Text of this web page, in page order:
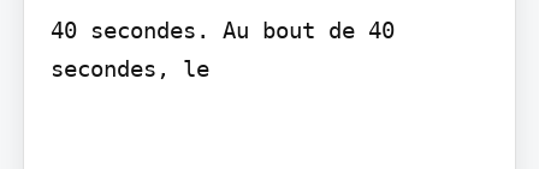
40 secondes. Au bout de 40
secondes, le